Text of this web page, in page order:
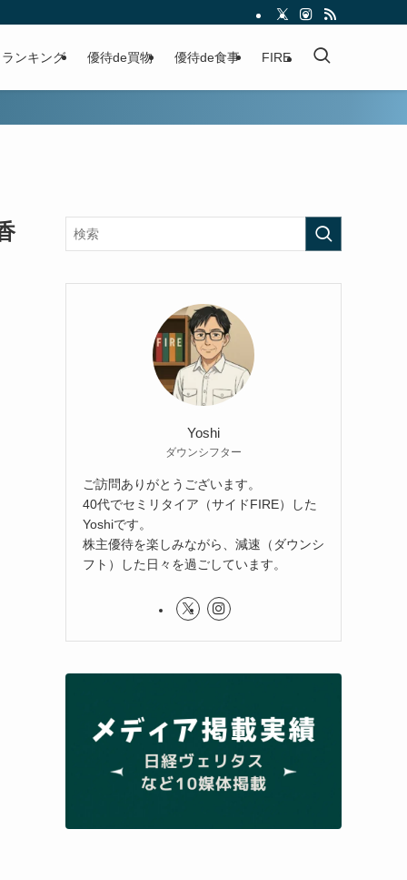
ランキング 優待de買物 優待de食事 FIRE
Yoshi
ダウンシフター
ご訪問ありがとうございます。
40代でセミリタイア（サイドFIRE）した
Yoshiです。
株主優待を楽しみながら、減速（ダウンシ
フト）した日々を過ごしています。